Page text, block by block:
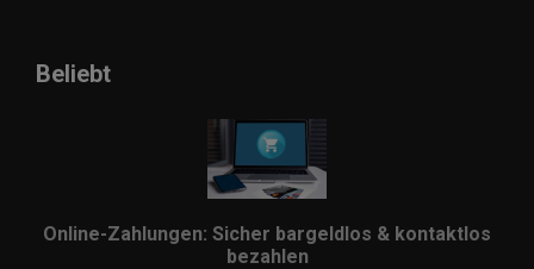
Beliebt
Online-Zahlungen: Sicher bargeldlos & kontaktlos
bezahlen